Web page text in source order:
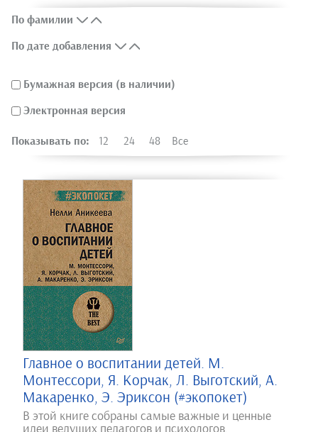
По фамилии
По дате добавления
Бумажная версия (в наличии)
Электронная версия
Показывать по: 12 24 48 Все
Главное о воспитании детей. М.
Монтессори, Я. Корчак, Л. Выготский, А.
Макаренко, Э. Эриксон (#экопокет)
В этой книге собраны самые важные и ценные
идеи ведущих педагогов и психологов,